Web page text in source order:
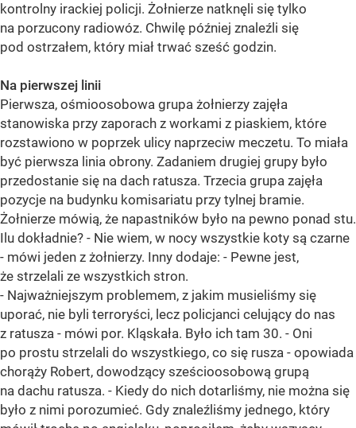
kontrolny irackiej policji. Żołnierze natknęli się tylko
na porzucony radiowóz. Chwilę później znaleźli się
pod ostrzałem, który miał trwać sześć godzin.
Na pierwszej linii
Pierwsza, ośmioosobowa grupa żołnierzy zajęła
stanowiska przy zaporach z workami z piaskiem, które
rozstawiono w poprzek ulicy naprzeciw meczetu. To miała
być pierwsza linia obrony. Zadaniem drugiej grupy było
przedostanie się na dach ratusza. Trzecia grupa zajęła
pozycje na budynku komisariatu przy tylnej bramie.
Żołnierze mówią, że napastników było na pewno ponad stu.
Ilu dokładnie? - Nie wiem, w nocy wszystkie koty są czarne
- mówi jeden z żołnierzy. Inny dodaje: - Pewne jest,
że strzelali ze wszystkich stron.
- Najważniejszym problemem, z jakim musieliśmy się
uporać, nie byli terroryści, lecz policjanci celujący do nas
z ratusza - mówi por. Kląskała. Było ich tam 30. - Oni
po prostu strzelali do wszystkiego, co się rusza - opowiada
chorąży Robert, dowodzący sześcioosobową grupą
na dachu ratusza. - Kiedy do nich dotarliśmy, nie można się
było z nimi porozumieć. Gdy znaleźliśmy jednego, który